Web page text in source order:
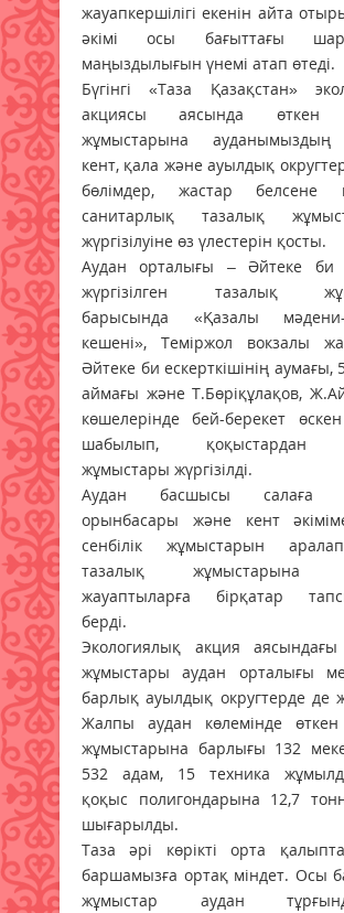
жауапкершілігі екенін айта
әкімі осы бағыттағы
маңыздылығын үнемі атап өтеді.
Бүгінгі «Таза Қазақстан»
акциясы аясында өткен
жұмыстарына
кент, қала және ауылдық
бөлімдер, жастар белсене
санитарлық тазалық
жүргізілуіне өз үлестерін қосты.
Аудан орталығы – Әйтеке би
жүргізілген тазалық
барысында «Қазалы мәдени-
кешені», Теміржол вокзалы
Әйтеке би ескерткішінің аумағы,
аймағы және Т.Бөріқұлақов,
көшелерінде бей-берекет
шабылып, қоқыстардан
жұмыстары жүргізілді.
Аудан басшысы салаға
орынбасары және кент
сенбілік жұмыстарын
тазалық жұмыстарына
жауаптыларға бірқатар
берді.
Экологиялық акция аясындағы
жұмыстары аудан орталығы
барлық ауылдық округтерде де
Жалпы аудан көлемінде өткен
жұмыстарына барлығы 132
532 адам, 15 техника
қоқыс полигондарына 12,7
шығарылды.
Таза әрі көрікті орта
баршамызға ортақ міндет. Осы
жұмыстар аудан